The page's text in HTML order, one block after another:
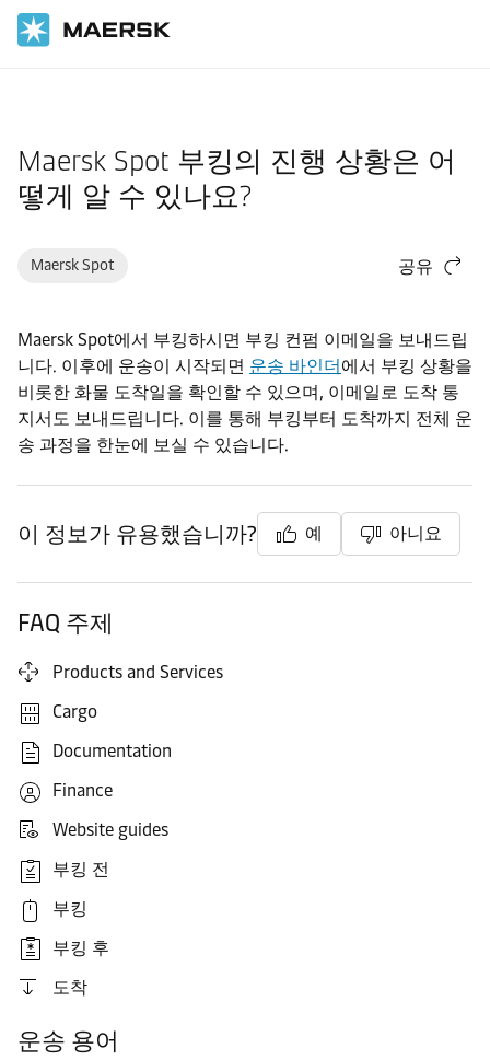
Maersk Spot 부킹의 진행 상황은 어
떻게 알 수 있나요?
Maersk Spot 공유
Maersk Spot에서 부킹하시면 부킹 컨펌 이메일을 보내드립
니다. 이후에 운송이 시작되면 운송 바인더에서 부킹 상황을
비롯한 화물 도착일을 확인할 수 있으며, 이메일로 도착 통
지서도 보내드립니다. 이를 통해 부킹부터 도착까지 전체 운
송 과정을 한눈에 보실 수 있습니다.
이 정보가 유용했습니까? 예 아니요
FAQ 주제
Products and Services
Cargo
Documentation
Finance
Website guides
부킹 전
부킹
부킹 후
도착
운송 용어